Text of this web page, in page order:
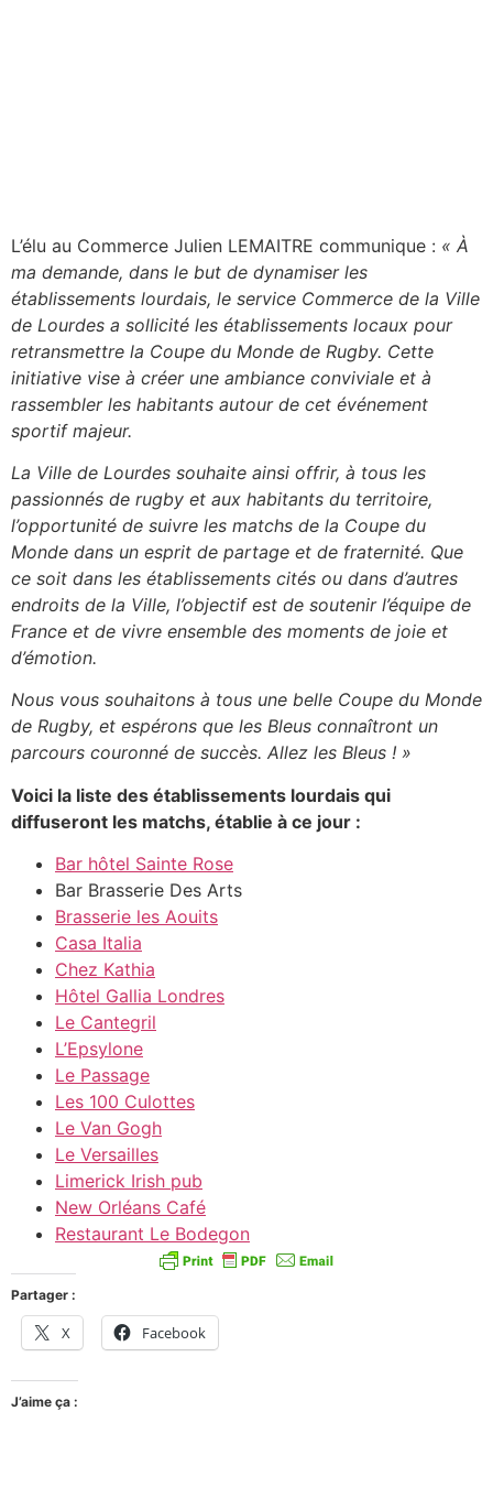
L’élu au Commerce Julien LEMAITRE communique : « À
ma demande, dans le but de dynamiser les
établissements lourdais, le service Commerce de la Ville
de Lourdes a sollicité les établissements locaux pour
retransmettre la Coupe du Monde de Rugby. Cette
initiative vise à créer une ambiance conviviale et à
rassembler les habitants autour de cet événement
sportif majeur.
La Ville de Lourdes souhaite ainsi offrir, à tous les
passionnés de rugby et aux habitants du territoire,
l’opportunité de suivre les matchs de la Coupe du
Monde dans un esprit de partage et de fraternité. Que
ce soit dans les établissements cités ou dans d’autres
endroits de la Ville, l’objectif est de soutenir l’équipe de
France et de vivre ensemble des moments de joie et
d’émotion.
Nous vous souhaitons à tous une belle Coupe du Monde
de Rugby, et espérons que les Bleus connaîtront un
parcours couronné de succès. Allez les Bleus ! »
Voici la liste des établissements lourdais qui
diffuseront les matchs, établie à ce jour :
Bar hôtel Sainte Rose
Bar Brasserie Des Arts
Brasserie les Aouits
Casa Italia
Chez Kathia
Hôtel Gallia Londres
Le Cantegril
L’Epsylone
Le Passage
Les 100 Culottes
Le Van Gogh
Le Versailles
Limerick Irish pub
New Orléans Café
Restaurant Le Bodegon
Partager :
X Facebook
J’aime ça :